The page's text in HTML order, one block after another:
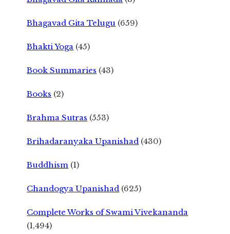
Bhagavad Gita Telugu (659)
Bhakti Yoga (45)
Book Summaries (43)
Books (2)
Brahma Sutras (553)
Brihadaranyaka Upanishad (430)
Buddhism (1)
Chandogya Upanishad (625)
Complete Works of Swami Vivekananda
(1,494)